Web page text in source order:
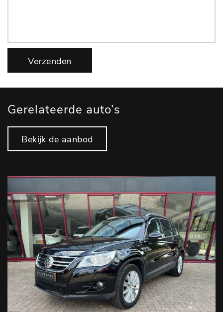
Verzenden
Gerelateerde auto’s
Bekijk de aanbod